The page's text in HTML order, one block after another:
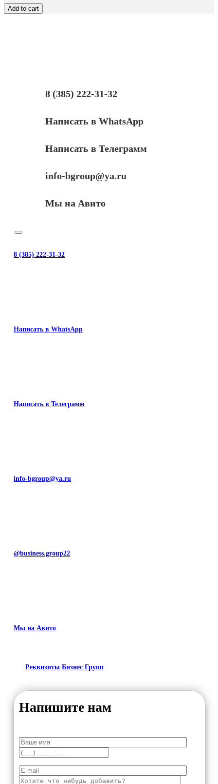
Hi-
Black
Add to cart
8 (385) 222-31-32
Написать в WhatsApp
Написать в Телеграмм
info-bgroup@ya.ru
Мы на Авито
8 (385) 222-31-32
Написать в WhatsApp
Написать в Телеграмм
info-bgroup@ya.ru
@business.group22
Мы на Авито
Реквизиты Бизнес Групп
Напишите нам